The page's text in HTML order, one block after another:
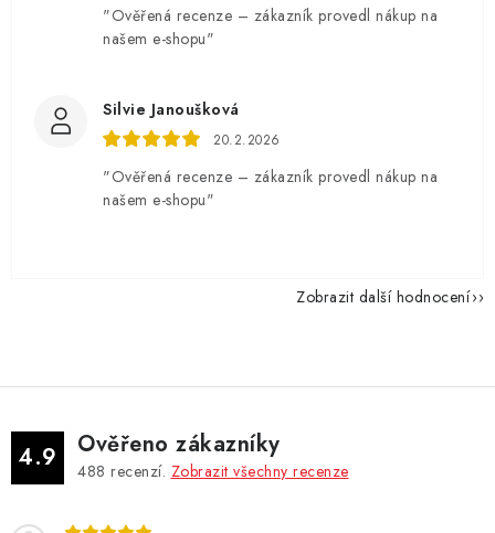
"Ověřená recenze – zákazník provedl nákup na
našem e-shopu"
Silvie Janoušková
20.2.2026
"Ověřená recenze – zákazník provedl nákup na
našem e-shopu"
Zobrazit další hodnocení
4.9 Ověřeno zákazníky
488 recenzí. Zobrazit všechny recenze